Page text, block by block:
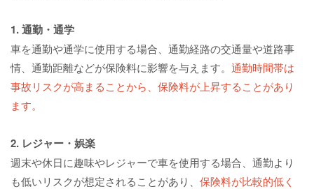
1. 通勤・通学
車を通勤や通学に使用する場合、通勤経路の交通量や道路事
情、通勤距離などが保険料に影響を与えます。 通勤時間帯は
事故リスクが高まることから、保険料が上昇することがあり
ます。
2. レジャー・娯楽
週末や休日に趣味やレジャーで車を使用する場合、通勤より
も低いリスクが想定されることがあり、 保険料が比較的低く